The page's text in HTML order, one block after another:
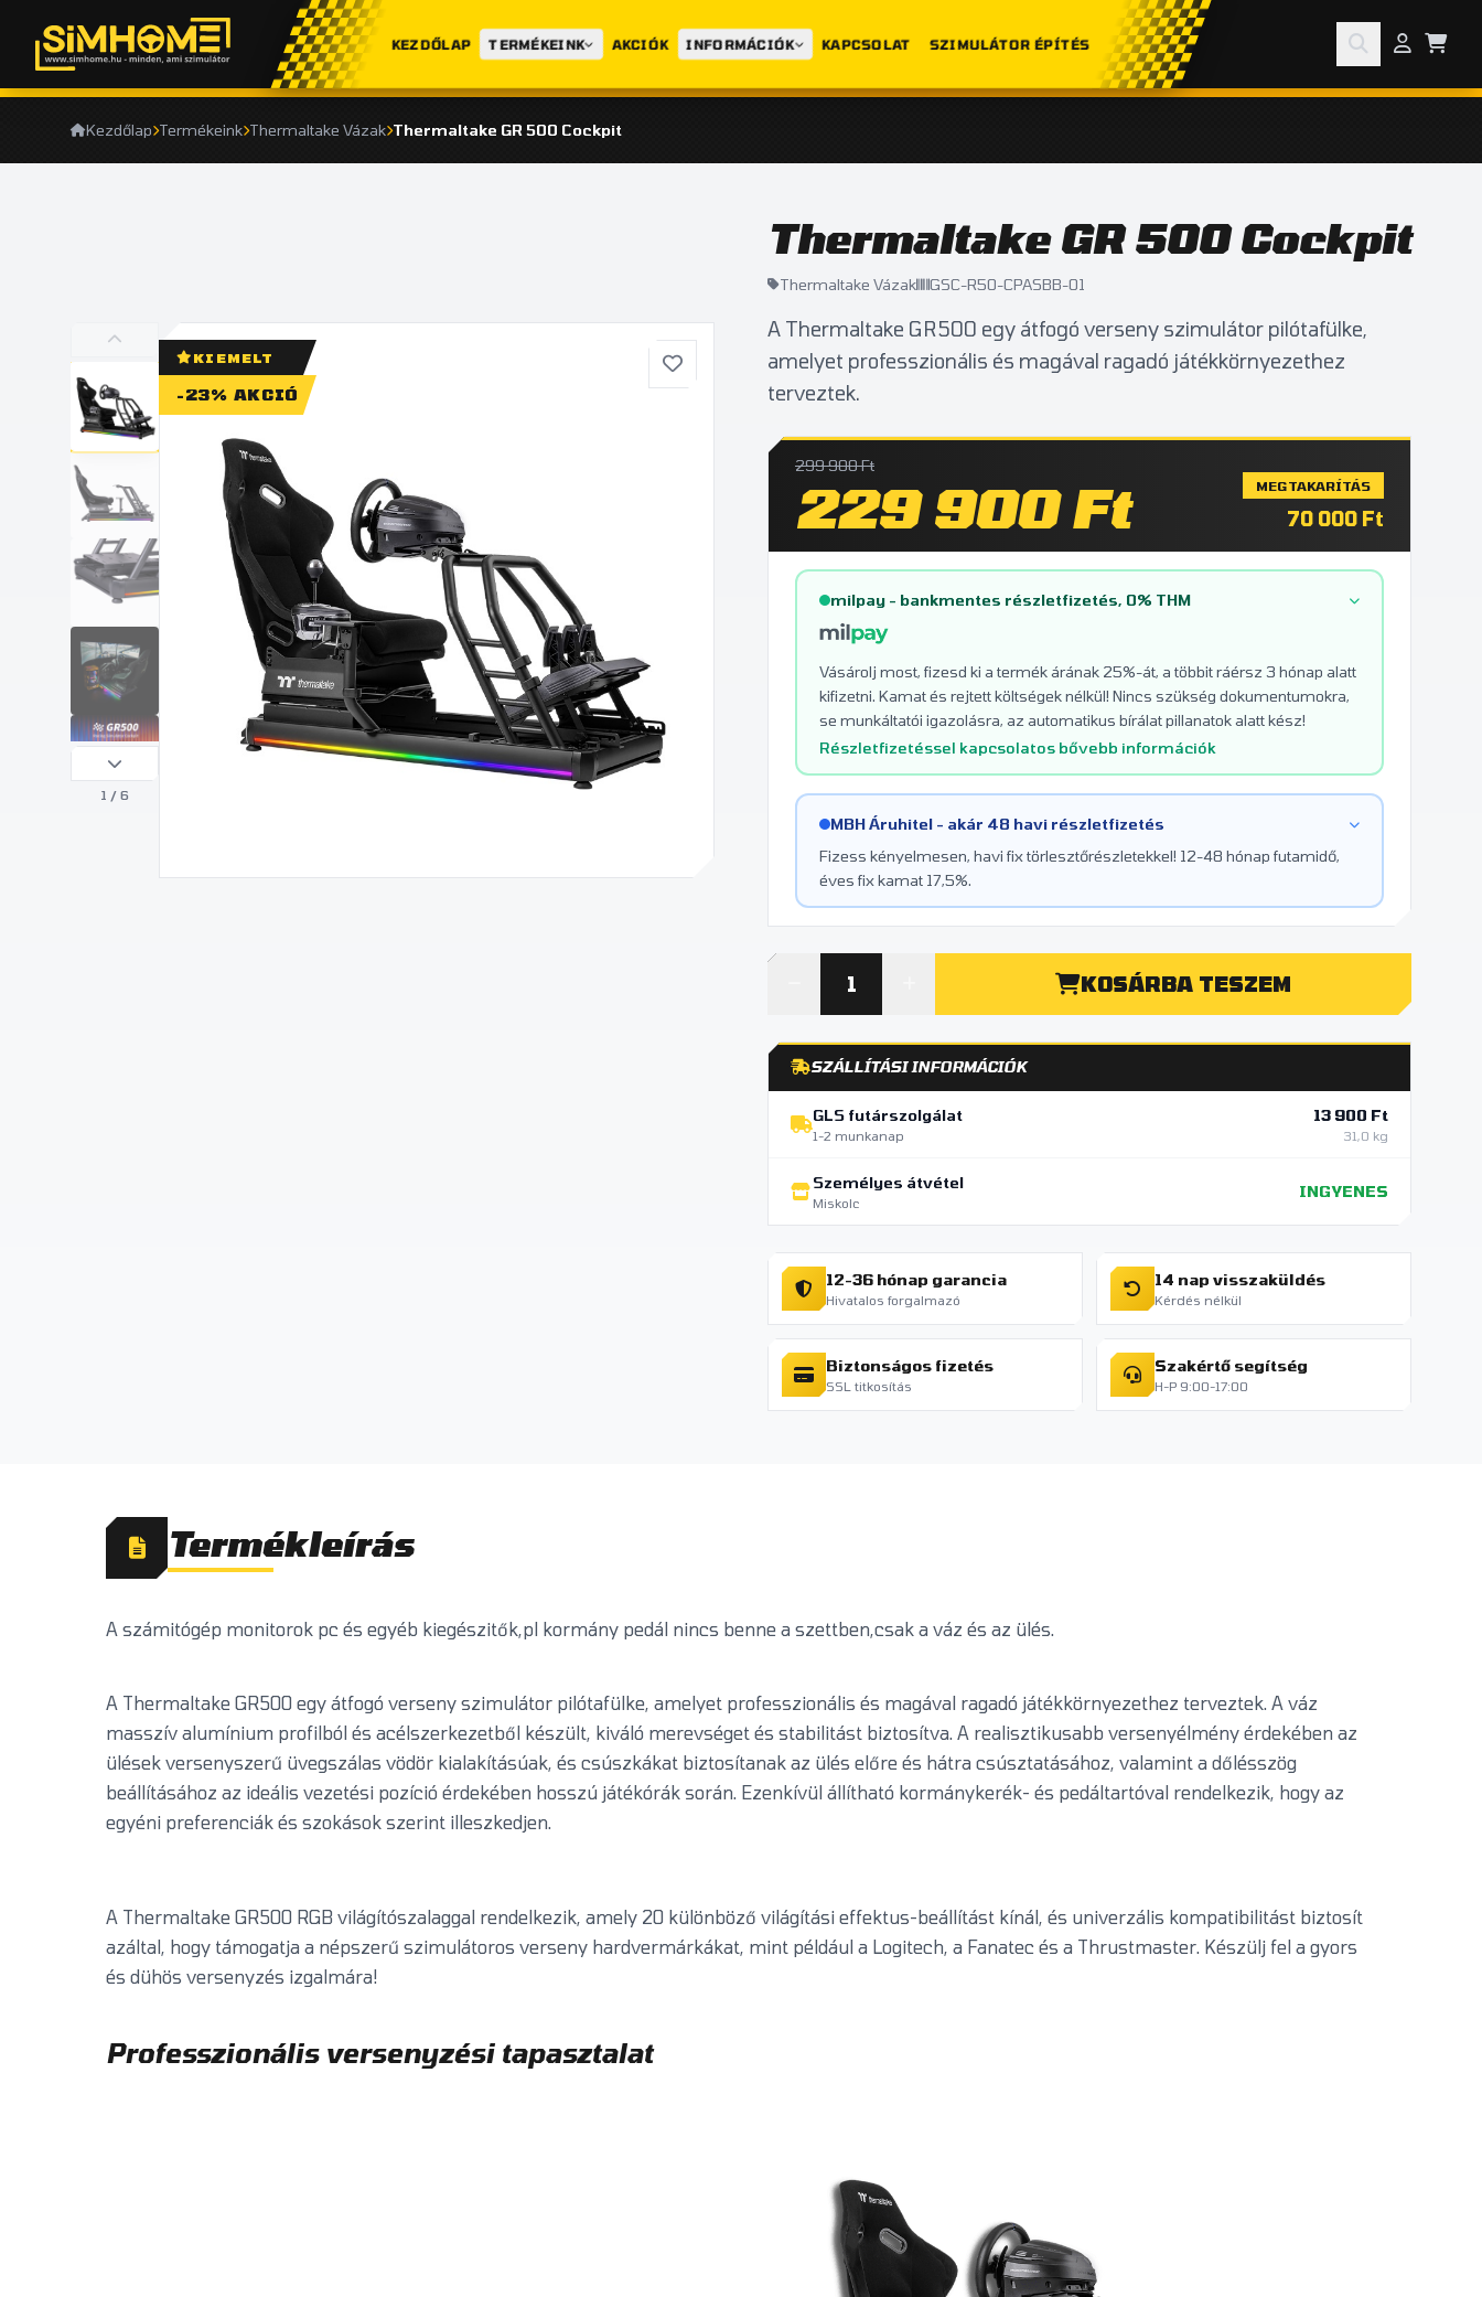
KEZDŐLAP TERMÉKEINK AKCIÓK INFORMÁCIÓK KAPCSOLAT SZIMULÁTOR ÉPÍTÉS
Kezdőlap Termékeink Thermaltake Vázak Thermaltake GR 500 Cockpit
1 / 6
KIEMELT
-23% AKCIÓ
Thermaltake GR 500 Cockpit
Thermaltake Vázak GSC-R50-CPASBB-01
A Thermaltake GR500 egy átfogó verseny szimulátor pilótafülke,
amelyet professzionális és magával ragadó játékkörnyezethez
terveztek.
299 900 Ft
229 900 Ft MEGTAKARÍTÁS
70 000 Ft
milpay - bankmentes részletfizetés, 0% THM
Vásárolj most, fizesd ki a termék árának 25%-át, a többit ráérsz 3 hónap alatt
kifizetni. Kamat és rejtett költségek nélkül! Nincs szükség dokumentumokra,
se munkáltatói igazolásra, az automatikus bírálat pillanatok alatt kész!
Részletfizetéssel kapcsolatos bővebb információk
MBH Áruhitel - akár 48 havi részletfizetés
Fizess kényelmesen, havi fix törlesztőrészletekkel! 12-48 hónap futamidő,
éves fix kamat 17,5%.
KOSÁRBA TESZEM
SZÁLLÍTÁSI INFORMÁCIÓK
GLS futárszolgálat
1-2 munkanap
13 900 Ft
31,0 kg
Személyes átvétel
Miskolc
INGYENES
12-36 hónap garancia
Hivatalos forgalmazó
14 nap visszaküldés
Kérdés nélkül
Biztonságos fizetés
SSL titkosítás
Szakértő segítség
H-P 9:00-17:00
Termékleírás
A számitógép monitorok pc és egyéb kiegészitők,pl kormány pedál nincs benne a szettben,csak a váz és az ülés.
A Thermaltake GR500 egy átfogó verseny szimulátor pilótafülke, amelyet professzionális és magával ragadó játékkörnyezethez terveztek. A váz
masszív alumínium profilból és acélszerkezetből készült, kiváló merevséget és stabilitást biztosítva. A realisztikusabb versenyélmény érdekében az
ülések versenyszerű üvegszálas vödör kialakításúak, és csúszkákat biztosítanak az ülés előre és hátra csúsztatásához, valamint a dőlésszög
beállításához az ideális vezetési pozíció érdekében hosszú játékórák során. Ezenkívül állítható kormánykerék- és pedáltartóval rendelkezik, hogy az
egyéni preferenciák és szokások szerint illeszkedjen.
A Thermaltake GR500 RGB világítószalaggal rendelkezik, amely 20 különböző világítási effektus-beállítást kínál, és univerzális kompatibilitást biztosít
azáltal, hogy támogatja a népszerű szimulátoros verseny hardvermárkákat, mint például a Logitech, a Fanatec és a Thrustmaster. Készülj fel a gyors
és dühös versenyzés izgalmára!
Professzionális versenyzési tapasztalat